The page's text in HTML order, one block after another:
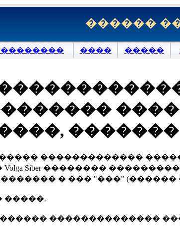
������
���� �����
�������������
Siber ��������
� ��� "���" (������
�����.
��������������